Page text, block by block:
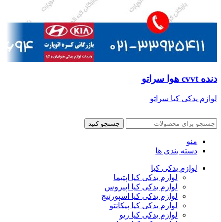
دنده cvvt هوا سراتو
لوازم یدکی کیا سراتو
جستجو کنید
منو
دسته بندی ها
لوازم یدکی کیا
لوازم یدکی کیا اپتیما
لوازم یدکی کیا اپیروس
لوازم یدکی کیا اسپورتیج
لوازم یدکی کیا پیکانتو
لوازم یدکی کیا ریو